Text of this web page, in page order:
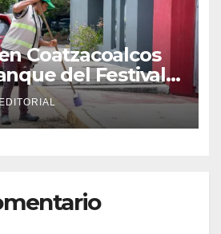
Coatzacoalcos
del Festival
EDITORIAL